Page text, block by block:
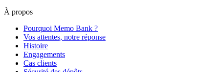
À propos
Pourquoi Memo Bank ?
Vos attentes, notre réponse
Histoire
Engagements
Cas clients